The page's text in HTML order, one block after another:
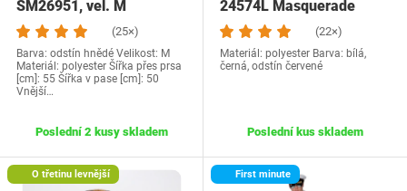
SM26951, vel. M
(25×)
Barva: odstín hnědé Velikost: M
Materiál: polyester Šířka přes prsa
[cm]: 55 Šířka v pase [cm]: 50
Vnější…
Poslední 2 kusy skladem
24574L Masquerade
(22×)
Materiál: polyester Barva: bílá,
černá, odstín červené
Poslední kus skladem
O třetinu levnější First minute